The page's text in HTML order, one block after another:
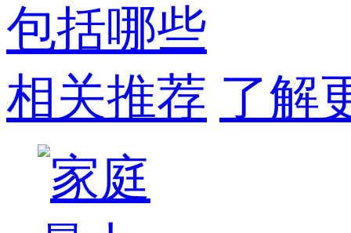
包括哪些
相关推荐 了解